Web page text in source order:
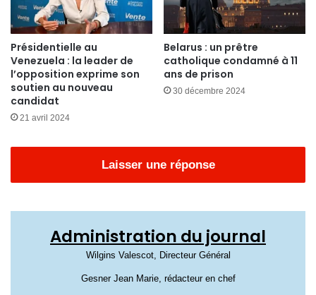
Présidentielle au
Venezuela : la leader de
l’opposition exprime son
soutien au nouveau
candidat
21 avril 2024
Belarus : un prêtre
catholique condamné à 11
ans de prison
30 décembre 2024
Laisser une réponse
Administration du journal
Wilgins Valescot, Directeur Général
Gesner Jean Marie, rédacteur en chef